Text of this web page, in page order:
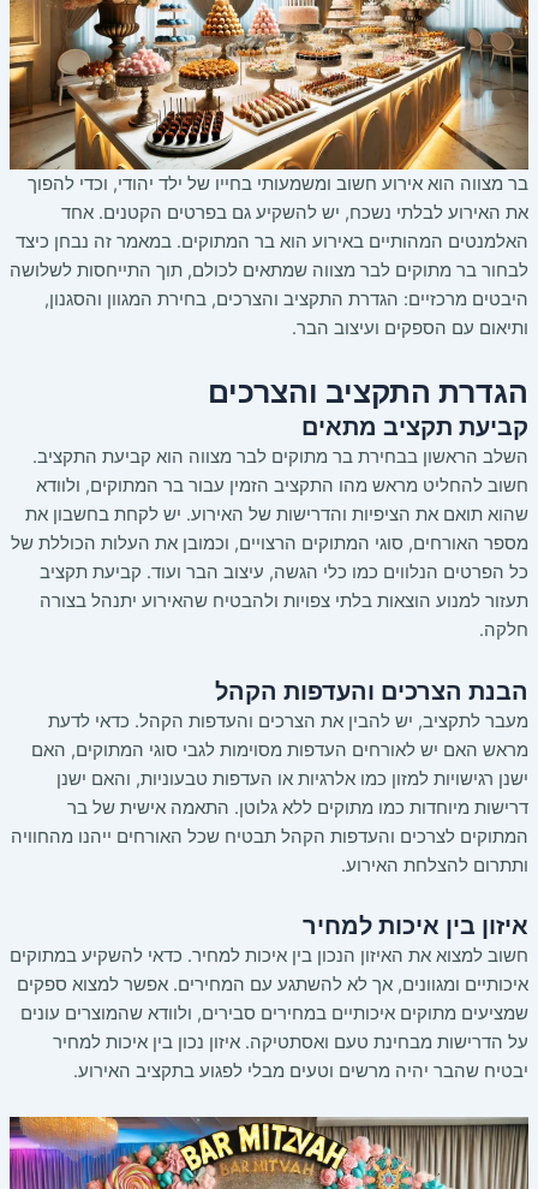
בר מצווה הוא אירוע חשוב ומשמעותי בחייו של ילד יהודי, וכדי להפוך
את האירוע לבלתי נשכח, יש להשקיע גם בפרטים הקטנים. אחד
האלמנטים המהותיים באירוע הוא בר המתוקים. במאמר זה נבחן כיצד
לבחור בר מתוקים לבר מצווה שמתאים לכולם, תוך התייחסות לשלושה
היבטים מרכזיים: הגדרת התקציב והצרכים, בחירת המגוון והסגנון,
ותיאום עם הספקים ועיצוב הבר.
הגדרת התקציב והצרכים
קביעת תקציב מתאים
השלב הראשון בבחירת בר מתוקים לבר מצווה הוא קביעת התקציב.
חשוב להחליט מראש מהו התקציב הזמין עבור בר המתוקים, ולוודא
שהוא תואם את הציפיות והדרישות של האירוע. יש לקחת בחשבון את
מספר האורחים, סוגי המתוקים הרצויים, וכמובן את העלות הכוללת של
כל הפרטים הנלווים כמו כלי הגשה, עיצוב הבר ועוד. קביעת תקציב
תעזור למנוע הוצאות בלתי צפויות ולהבטיח שהאירוע יתנהל בצורה
חלקה.
הבנת הצרכים והעדפות הקהל
מעבר לתקציב, יש להבין את הצרכים והעדפות הקהל. כדאי לדעת
מראש האם יש לאורחים העדפות מסוימות לגבי סוגי המתוקים, האם
ישנן רגישויות למזון כמו אלרגיות או העדפות טבעוניות, והאם ישנן
דרישות מיוחדות כמו מתוקים ללא גלוטן. התאמה אישית של בר
המתוקים לצרכים והעדפות הקהל תבטיח שכל האורחים ייהנו מהחוויה
ותתרום להצלחת האירוע.
איזון בין איכות למחיר
חשוב למצוא את האיזון הנכון בין איכות למחיר. כדאי להשקיע במתוקים
איכותיים ומגוונים, אך לא להשתגע עם המחירים. אפשר למצוא ספקים
שמציעים מתוקים איכותיים במחירים סבירים, ולוודא שהמוצרים עונים
על הדרישות מבחינת טעם ואסתטיקה. איזון נכון בין איכות למחיר
יבטיח שהבר יהיה מרשים וטעים מבלי לפגוע בתקציב האירוע.